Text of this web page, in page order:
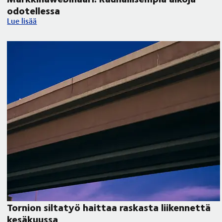
odotellessa
Markkinawebinaari: Rauhallisempia aikoja odotellessa
Lue lisää
Tornion siltatyö haittaa raskasta liikennettä
kesäkuussa